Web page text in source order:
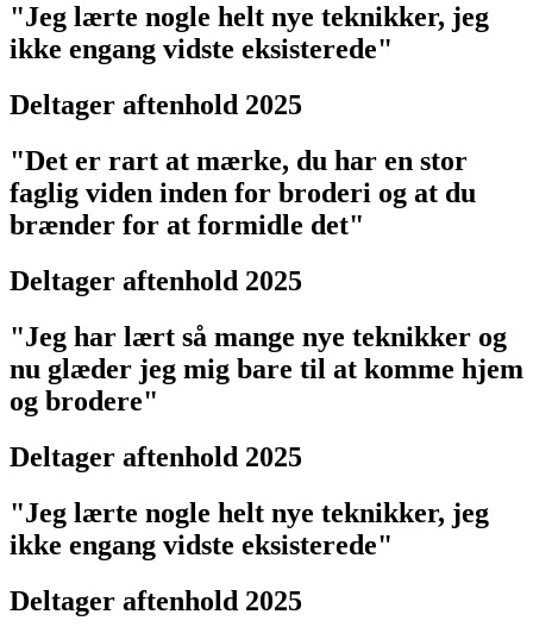
"Jeg lærte nogle helt nye teknikker, jeg
ikke engang vidste eksisterede"
Deltager aftenhold 2025
"Det er rart at mærke, du har en stor
faglig viden inden for broderi og at du
brænder for at formidle det"
Deltager aftenhold 2025
"Jeg har lært så mange nye teknikker og
nu glæder jeg mig bare til at komme hjem
og brodere"
Deltager aftenhold 2025
"Jeg lærte nogle helt nye teknikker, jeg
ikke engang vidste eksisterede"
Deltager aftenhold 2025